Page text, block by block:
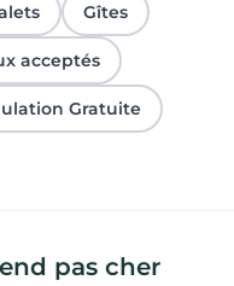
Gîtes
acceptés
Gratuite
pas cher